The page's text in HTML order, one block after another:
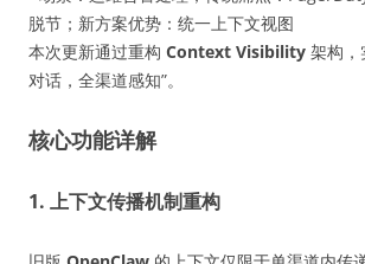
脱节；新方案优势：统一上下文视图
本次更新通过重构 Context Visibility 架构，
对话，全渠道感知”。
核心功能详解
1. 上下文传播机制重构